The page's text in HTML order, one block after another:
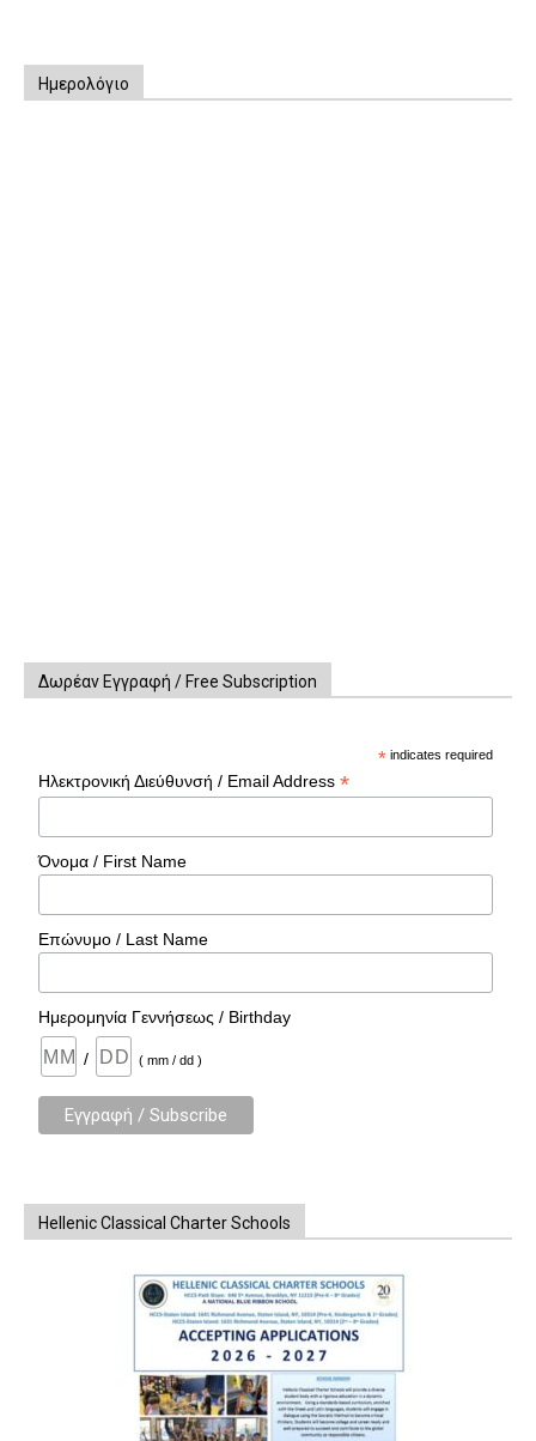
Ημερολόγιο
Δωρέαν Εγγραφή / Free Subscription
* indicates required
Ηλεκτρονική Διεύθυνσή / Email Address*
Όνομα / First Name
Επώνυμο / Last Name
Ημερομηνία Γεννήσεως / Birthday
/ ( mm / dd )
Hellenic Classical Charter Schools